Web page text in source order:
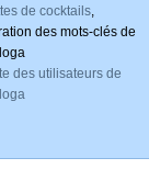
de cocktails,
des mots-clés de
des utilisateurs de